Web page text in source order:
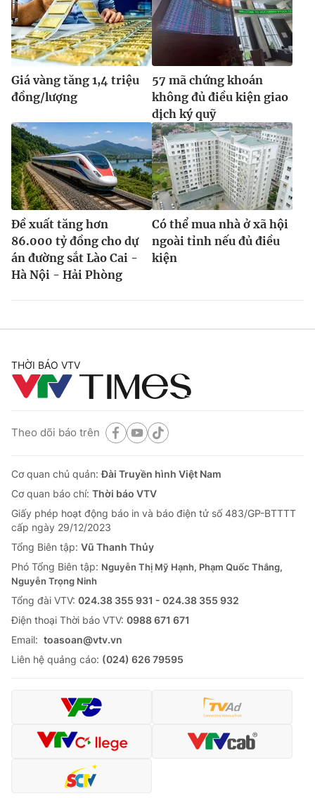
Giá vàng tăng 1,4 triệu
đồng/lượng
57 mã chứng khoán
không đủ điều kiện giao
dịch ký quỹ
Đề xuất tăng hơn
86.000 tỷ đồng cho dự
án đường sắt Lào Cai -
Hà Nội - Hải Phòng
Có thể mua nhà ở xã hội
ngoài tỉnh nếu đủ điều
kiện
THỜI BÁO VTV
Theo dõi báo trên
Cơ quan chủ quản:Đài Truyền hình Việt Nam
Cơ quan báo chí: Thời báo VTV
Giấy phép hoạt động báo in và báo điện tử số 483/GP-BTTTT
cấp ngày 29/12/2023
Tổng Biên tập: Vũ Thanh Thủy
Phó Tổng Biên tập: Nguyễn Thị Mỹ Hạnh, Phạm Quốc Thắng,
Nguyễn Trọng Ninh
Tổng đài VTV: 024.38 355 931 - 024.38 355 932
Ðiện thoại Thời báo VTV: 0988 671 671
Email: toasoan@vtv.vn
Liên hệ quảng cáo: (024) 626 79595